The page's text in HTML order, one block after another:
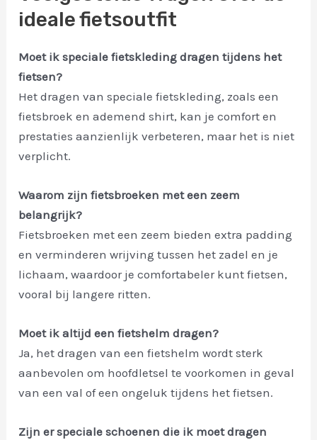
ideale fietsoutfit
Moet ik speciale fietskleding dragen tijdens het
fietsen?
Het dragen van speciale fietskleding, zoals een
fietsbroek en ademend shirt, kan je comfort en
prestaties aanzienlijk verbeteren, maar het is niet
verplicht.
Waarom zijn fietsbroeken met een zeem
belangrijk?
Fietsbroeken met een zeem bieden extra padding
en verminderen wrijving tussen het zadel en je
lichaam, waardoor je comfortabeler kunt fietsen,
vooral bij langere ritten.
Moet ik altijd een fietshelm dragen?
Ja, het dragen van een fietshelm wordt sterk
aanbevolen om hoofdletsel te voorkomen in geval
van een val of een ongeluk tijdens het fietsen.
Zijn er speciale schoenen die ik moet dragen